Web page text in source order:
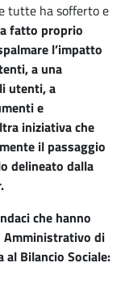
tutte ha sofferto e
fatto proprio
l’impatto
a una
utenti, a
e
iniziativa che
il passaggio
delineato dalla
che hanno
Amministrativo di
al Bilancio Sociale: